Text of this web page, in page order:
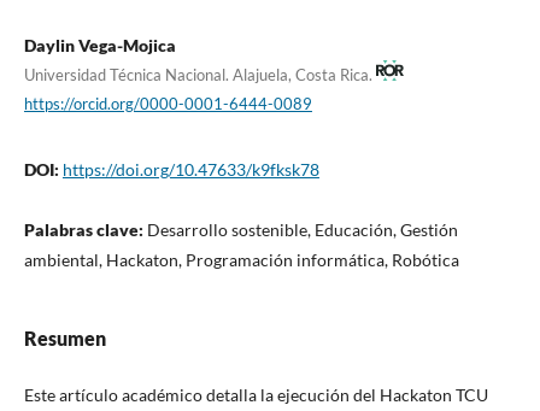
Daylin Vega-Mojica
Universidad Técnica Nacional. Alajuela, Costa Rica.
https://orcid.org/0000-0001-6444-0089
DOI: https://doi.org/10.47633/k9fksk78
Palabras clave: Desarrollo sostenible, Educación, Gestión
ambiental, Hackaton, Programación informática, Robótica
Resumen
Este artículo académico detalla la ejecución del Hackaton TCU